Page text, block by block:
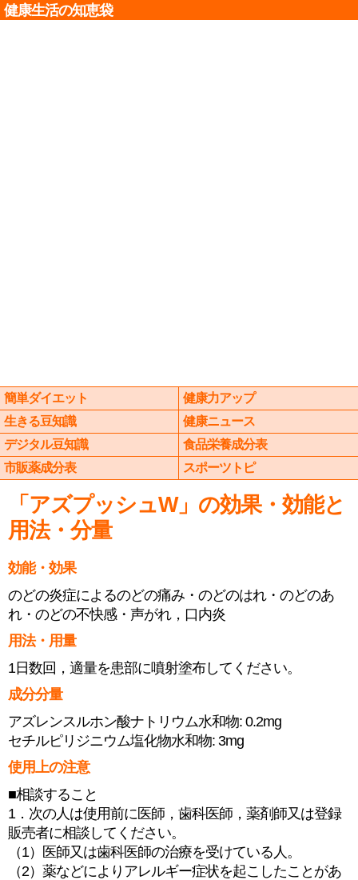
健康生活の知恵袋
簡単ダイエット
健康力アップ
生きる豆知識
健康ニュース
デジタル豆知識
食品栄養成分表
市販薬成分表
スポーツトピ
「アズプッシュW」の効果・効能と
用法・分量
効能・効果
のどの炎症によるのどの痛み・のどのはれ・のどのあ
れ・のどの不快感・声がれ，口内炎
用法・用量
1日数回，適量を患部に噴射塗布してください。
成分分量
アズレンスルホン酸ナトリウム水和物: 0.2mg
セチルピリジニウム塩化物水和物: 3mg
使用上の注意
■相談すること
1．次の人は使用前に医師，歯科医師，薬剤師又は登録
販売者に相談してください。
（1）医師又は歯科医師の治療を受けている人。
（2）薬などによりアレルギー症状を起こしたことがあ